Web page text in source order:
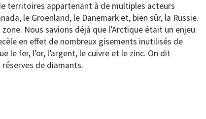
territoires appartenant à de multiples acteurs
le Groenland, le Danemark et, bien sûr, la Russie.
Nous savions déjà que l’Arctique était un enjeu
en effet de nombreux gisements inutilisés de
le fer, l’or, l’argent, le cuivre et le zinc. On dit
de diamants.